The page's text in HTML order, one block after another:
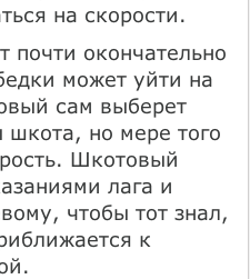
на скорости.
почти окончательно
может уйти на
сам выберет
шкота, но мере того
Шкотовый
лага и
чтобы тот знал,
к